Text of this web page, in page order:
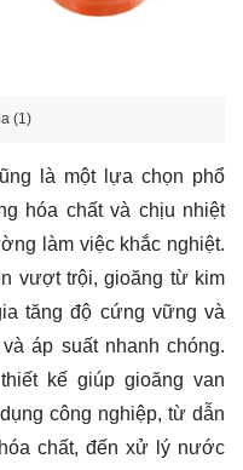
(1)
là một lựa chọn phổ
hóa chất và chịu nhiệt
làm việc khắc nghiệt.
vượt trội, gioăng từ kim
tăng độ cứng vững và
áp suất nhanh chóng.
kế giúp gioăng van
công nghiệp, từ dẫn
chất, đến xử lý nước